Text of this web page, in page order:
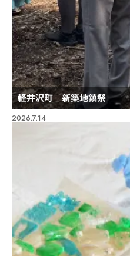
軽井沢町 新築地鎮祭
2026.7.14